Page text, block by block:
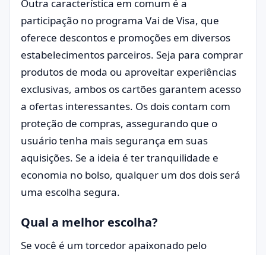
Outra característica em comum é a
participação no programa Vai de Visa, que
oferece descontos e promoções em diversos
estabelecimentos parceiros. Seja para comprar
produtos de moda ou aproveitar experiências
exclusivas, ambos os cartões garantem acesso
a ofertas interessantes. Os dois contam com
proteção de compras, assegurando que o
usuário tenha mais segurança em suas
aquisições. Se a ideia é ter tranquilidade e
economia no bolso, qualquer um dos dois será
uma escolha segura.
Qual a melhor escolha?
Se você é um torcedor apaixonado pelo